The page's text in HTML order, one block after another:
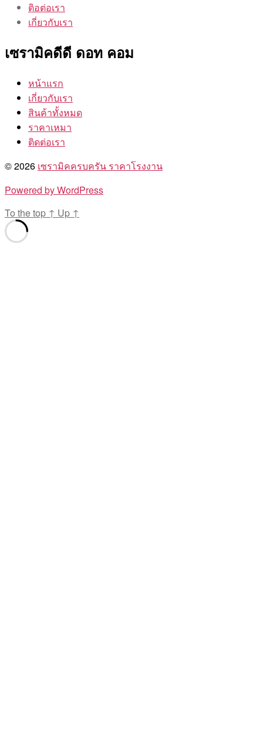
ติอต่อเรา
เกี่ยวกับเรา
เซรามิคดีดี ดอท คอม
หน้าแรก
เกี่ยวกับเรา
สินค้าทั้งหมด
ราคาเหมา
ติดต่อเรา
© 2026 เซรามิคครบครัน ราคาโรงงาน
Powered by WordPress
To the top ↑ Up ↑